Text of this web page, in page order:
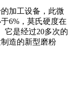
加工设备，此微
6%，莫氏硬度在
它是经过20多次的
造的新型磨粉